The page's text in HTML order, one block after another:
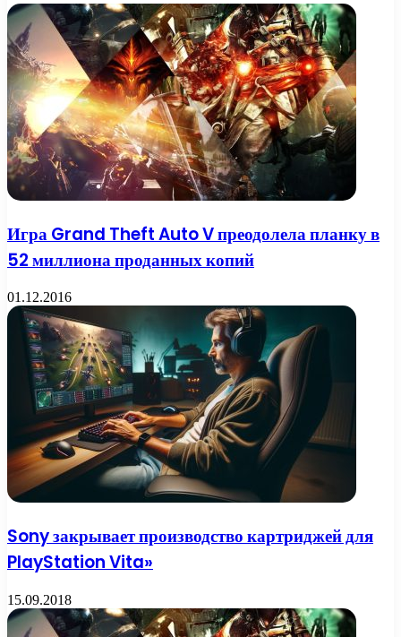
Игра Grand Theft Auto V преодолела планку в
52 миллиона проданных копий
01.12.2016
Sony закрывает производство картриджей для
PlayStation Vita»
15.09.2018